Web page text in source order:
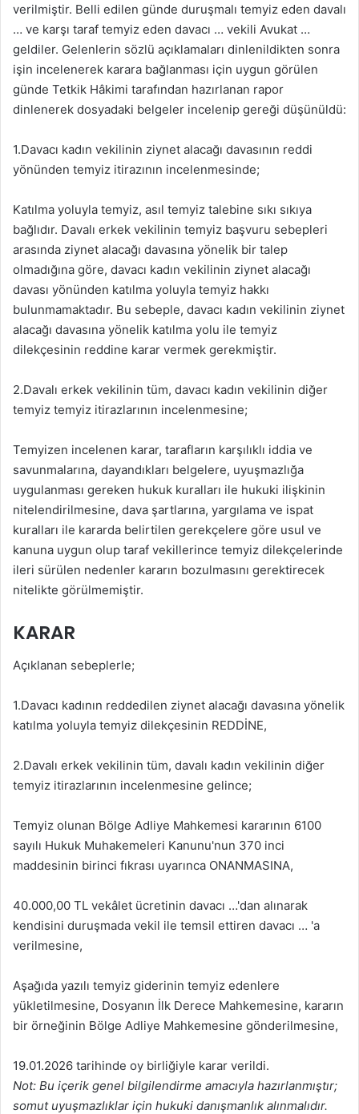
verilmiştir. Belli edilen günde duruşmalı temyiz eden davalı
… ve karşı taraf temyiz eden davacı … vekili Avukat …
geldiler. Gelenlerin sözlü açıklamaları dinlenildikten sonra
işin incelenerek karara bağlanması için uygun görülen
günde Tetkik Hâkimi tarafından hazırlanan rapor
dinlenerek dosyadaki belgeler incelenip gereği düşünüldü:
1.Davacı kadın vekilinin ziynet alacağı davasının reddi
yönünden temyiz itirazının incelenmesinde;
Katılma yoluyla temyiz, asıl temyiz talebine sıkı sıkıya
bağlıdır. Davalı erkek vekilinin temyiz başvuru sebepleri
arasında ziynet alacağı davasına yönelik bir talep
olmadığına göre, davacı kadın vekilinin ziynet alacağı
davası yönünden katılma yoluyla temyiz hakkı
bulunmamaktadır. Bu sebeple, davacı kadın vekilinin ziynet
alacağı davasına yönelik katılma yolu ile temyiz
dilekçesinin reddine karar vermek gerekmiştir.
2.Davalı erkek vekilinin tüm, davacı kadın vekilinin diğer
temyiz temyiz itirazlarının incelenmesine;
Temyizen incelenen karar, tarafların karşılıklı iddia ve
savunmalarına, dayandıkları belgelere, uyuşmazlığa
uygulanması gereken hukuk kuralları ile hukuki ilişkinin
nitelendirilmesine, dava şartlarına, yargılama ve ispat
kuralları ile kararda belirtilen gerekçelere göre usul ve
kanuna uygun olup taraf vekillerince temyiz dilekçelerinde
ileri sürülen nedenler kararın bozulmasını gerektirecek
nitelikte görülmemiştir.
KARAR
Açıklanan sebeplerle;
1.Davacı kadının reddedilen ziynet alacağı davasına yönelik
katılma yoluyla temyiz dilekçesinin REDDİNE,
2.Davalı erkek vekilinin tüm, davalı kadın vekilinin diğer
temyiz itirazlarının incelenmesine gelince;
Temyiz olunan Bölge Adliye Mahkemesi kararının 6100
sayılı Hukuk Muhakemeleri Kanunu'nun 370 inci
maddesinin birinci fıkrası uyarınca ONANMASINA,
40.000,00 TL vekâlet ücretinin davacı …'dan alınarak
kendisini duruşmada vekil ile temsil ettiren davacı … 'a
verilmesine,
Aşağıda yazılı temyiz giderinin temyiz edenlere
yükletilmesine, Dosyanın İlk Derece Mahkemesine, kararın
bir örneğinin Bölge Adliye Mahkemesine gönderilmesine,
19.01.2026 tarihinde oy birliğiyle karar verildi.
Not: Bu içerik genel bilgilendirme amacıyla hazırlanmıştır;
somut uyuşmazlıklar için hukuki danışmanlık alınmalıdır.